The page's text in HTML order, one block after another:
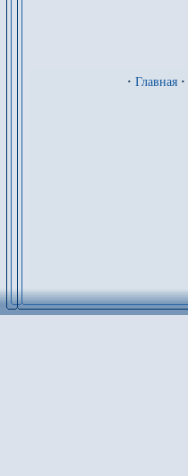
· Главная ·